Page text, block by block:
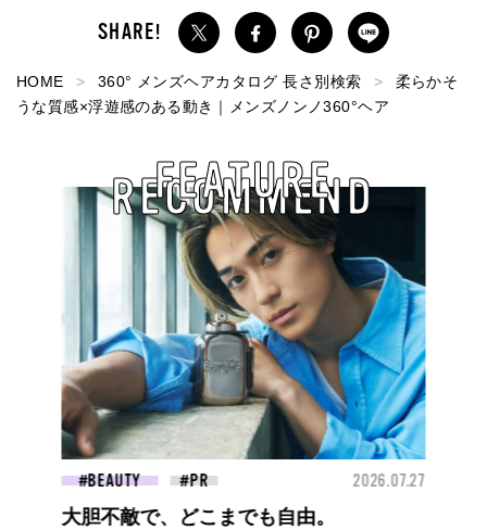
HOME 360° メンズヘアカタログ 長さ別検索
柔らかそ
うな質感×浮遊感のある動き｜メンズノンノ360°ヘア
RECOMMEND
FEATURE
BEAUTY 2026.07.27
大胆不敵で、どこまでも自由。